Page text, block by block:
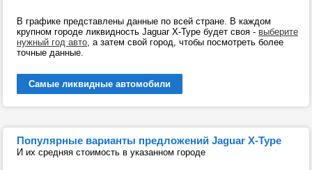
В графике представлены данные по всей стране. В каждом
крупном городе ликвидность Jaguar X-Type будет своя - выберите
нужный год авто, а затем свой город, чтобы посмотреть более
точные данные.
Самые ликвидные автомобили
Популярные варианты предложений Jaguar X-Type
И их средняя стоимость в указанном городе